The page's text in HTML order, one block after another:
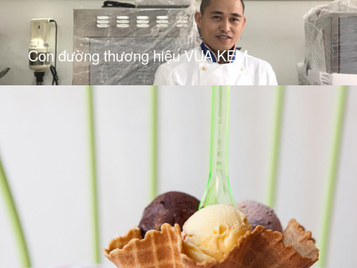
Con đường thương hiệu VUA KEM